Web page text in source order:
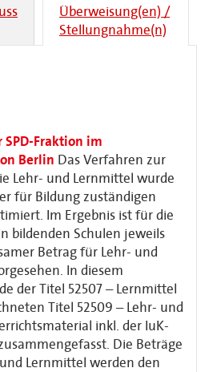
Überweisung(en) /
Stellungnahme(n)
Fraktion im
Berlin Das Verfahren zur
Lehr- und Lernmittel wurde
für Bildung zuständigen
Im Ergebnis ist für die
bildenden Schulen jeweils
Betrag für Lehr- und
In diesem
der Titel 52507 – Lernmittel
Titel 52509 – Lehr- und
inkl. der IuK-
Die Beträge
Lernmittel werden den